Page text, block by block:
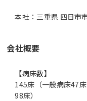
本社：三重県 四日市
会社概要
【病床数】
145床（一般病床47
98床）